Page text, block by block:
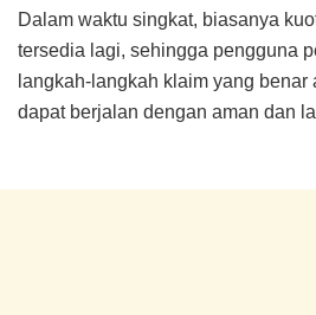
Dalam waktu singkat, biasanya
tersedia lagi, sehingga pengguna
langkah-langkah klaim yang benar
dapat berjalan dengan aman dan